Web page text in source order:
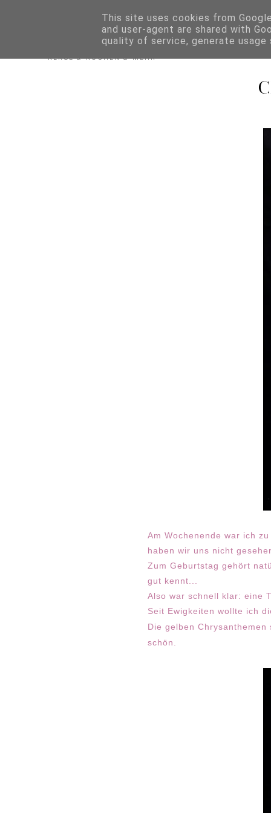
Biskuitwerkstatt
KEKSE & KUCHEN & MEHR
Am Wochenende war ich
haben wir uns nicht
Zum Geburtstag gehört
gut kennt...
Also war schnell klar: eine
Seit Ewigkeiten wollte ich
Die gelben
schön.
This site uses cookies from
and user-agent are shared with
quality of service, generate